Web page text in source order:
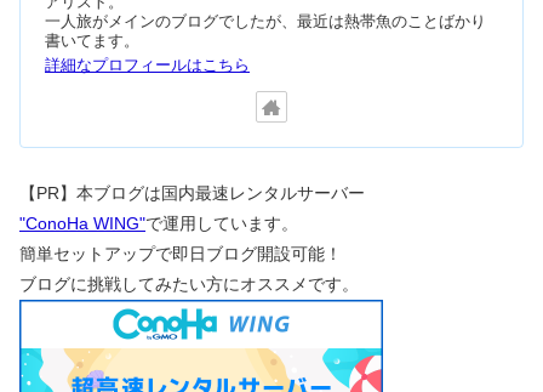
一人旅がメインのブログでしたが、最近は熱帯魚のことばかり
書いてます。
詳細なプロフィールはこちら
【PR】本ブログは国内最速レンタルサーバー
"ConoHa WING"で運用しています。
簡単セットアップで即日ブログ開設可能！
ブログに挑戦してみたい方にオススメです。